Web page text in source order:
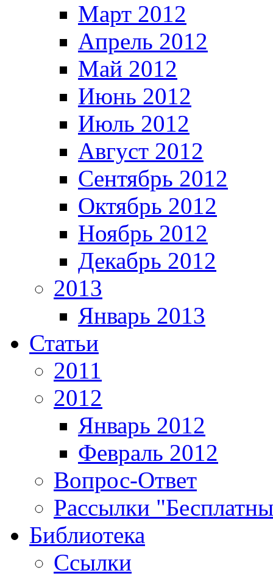
Март 2012
Апрель 2012
Май 2012
Июнь 2012
Июль 2012
Август 2012
Сентябрь 2012
Октябрь 2012
Ноябрь 2012
Декабрь 2012
2013
Январь 2013
Статьи
2011
2012
Январь 2012
Февраль 2012
Вопрос-Ответ
Рассылки
Библиотека
Ссылки